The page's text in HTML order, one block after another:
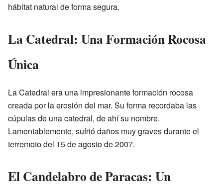
hábitat natural de forma segura.
La Catedral: Una Formación Rocosa
Única
La Catedral era una impresionante formación rocosa
creada por la erosión del mar. Su forma recordaba las
cúpulas de una catedral, de ahí su nombre.
Lamentablemente, sufrió daños muy graves durante el
terremoto del 15 de agosto de 2007.
El Candelabro de Paracas: Un